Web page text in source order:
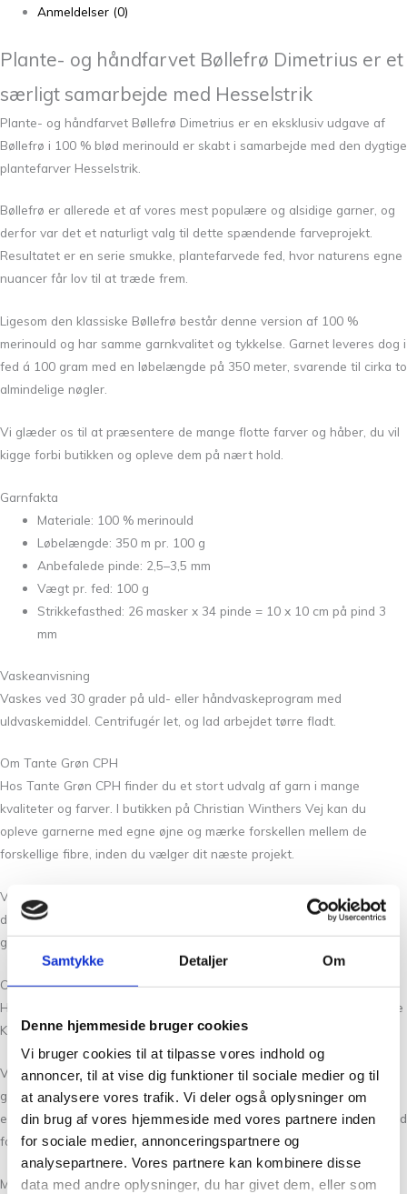
Samtykke Detaljer Om
Denne hjemmeside bruger cookies
Vi bruger cookies til at tilpasse vores indhold og
annoncer, til at vise dig funktioner til sociale medier og til
at analysere vores trafik. Vi deler også oplysninger om
din brug af vores hjemmeside med vores partnere inden
for sociale medier, annonceringspartnere og
analysepartnere. Vores partnere kan kombinere disse
data med andre oplysninger, du har givet dem, eller som
Anmeldelser (0)
Plante- og håndfarvet Bøllefrø Dimetrius er et
særligt samarbejde med Hesselstrik
Plante- og håndfarvet Bøllefrø Dimetrius er en eksklusiv udgave af
Bøllefrø i 100 % blød merinould er skabt i samarbejde med den dygtige
plantefarver Hesselstrik
Bøllefrø er allerede et af vores mest populære og alsidige garner, og
derfor var det et naturligt valg til dette spændende farveprojekt.
Resultatet er en serie smukke, plantefarvede fed, hvor naturens egne
nuancer får lov til at træde frem.
Ligesom den klassiske Bøllefrø består denne version af 100 %
merinould og har samme garnkvalitet og tykkelse. Garnet leveres dog i
fed á 100 gram med en løbelængde på 350 meter, svarende til cirka to
almindelige nøgler.
Vi glæder os til at præsentere de mange flotte farver og håber, du vil
kigge forbi butikken og opleve dem på nært hold.
Garnfakta
Materiale: 100 % merinould
Løbelængde: 350 m pr. 100 g
Anbefalede pinde: 2,5–3,5 mm
Vægt pr. fed: 100 g
Strikkefasthed: 26 masker x 34 pinde = 10 x 10 cm på pind 3
mm
Vaskeanvisning
Vaskes ved 30 grader på uld- eller håndvaskeprogram med
uldvaskemiddel. Centrifugér let, og lad arbejdet tørre fladt.
Om Tante Grøn CPH
Hos Tante Grøn CPH finder du et stort udvalg af garn i mange
kvaliteter og farver. I butikken på Christian Winthers Vej kan du
opleve garnerne med egne øjne og mærke forskellen mellem de
forskellige fibre, inden du vælger dit næste projekt.
Vi lægger vægt på personlig service og grundig vejledning, så du får
den inspiration og hjælp, der gør det nemmere at finde det helt rette
garn.
Om Hesselstrik
Hesselstrik
Hanne
Kær Pederseni 2020.
Virksomheden arbejder med naturlig plantefarvning og udvikler både
garn, strikdesigns og opskrifter. Hanne Kær Pedersen er cand.mag. i
engelsk og nordisk og kombinerer sit håndværksmæssige arbejde med
formidling og professionel oversættelse.
Med respekt for traditionelle håndværksteknikker og naturens egne